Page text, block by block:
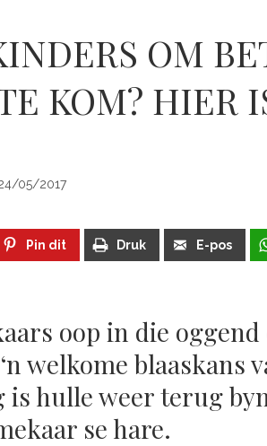
OM
KOM? HIER
05/2017
Pin dit Druk E-pos
oop in die
welkome blaaskans
is hulle weer terug
se hare.